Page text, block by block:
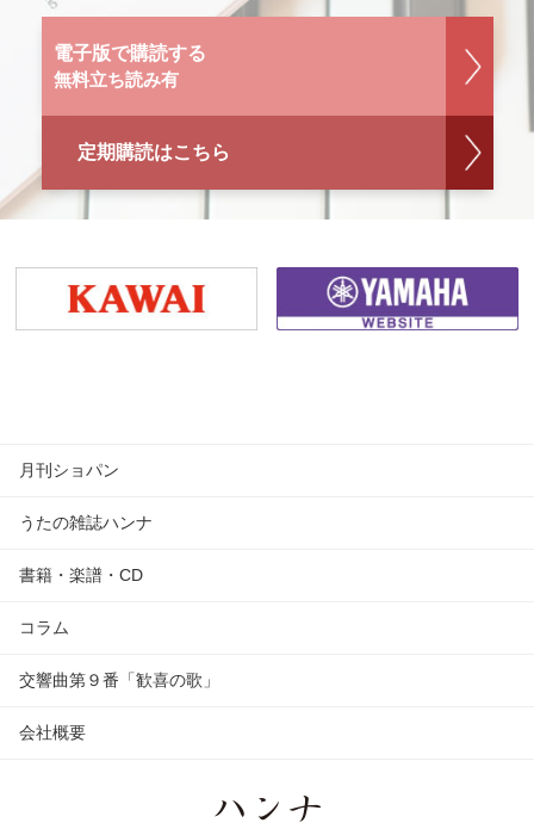
電子版で購読する
無料立ち読み有
定期購読はこちら
月刊ショパン
うたの雑誌ハンナ
書籍・楽譜・CD
コラム
交響曲第９番「歓喜の歌」
会社概要